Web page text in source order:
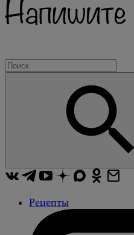
Рецепты